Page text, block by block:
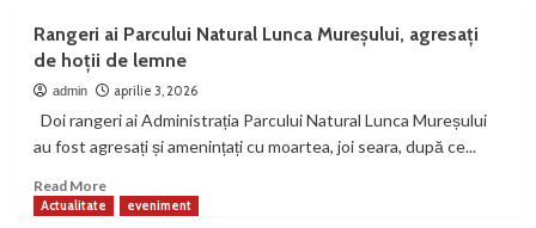
au
autoevacuat
la
sărit
cu
mașina
Rangeri ai Parcului Natural Lunca Mureșului, agresați
de hoții de lemne
admin aprilie 3, 2026
Doi rangeri ai Administrația Parcului Natural Lunca Mureșului
au fost agresați și amenințați cu moartea, joi seara, după ce...
Read MoreRead
more
Actualitate eveniment